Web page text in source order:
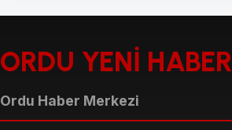
ORDU YENİ HABER
Ordu Haber Merkezi